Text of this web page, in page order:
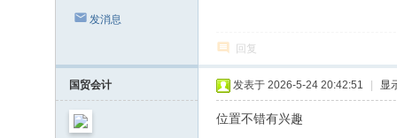
发消息
回复
国贸会计 发表于 2026-5-24 20:42:51 显
位置不错有兴趣